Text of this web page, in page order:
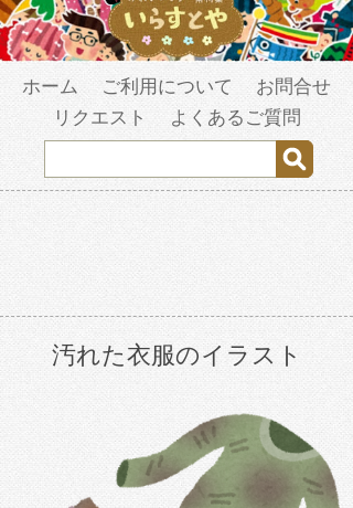
ホーム ご利用について
お問合せ
リクエスト
よくあるご質問
汚れた衣服のイラスト